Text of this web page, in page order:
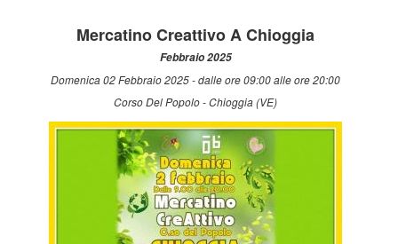
Mercatino Creattivo A Chioggia
Febbraio 2025
Domenica 02 Febbraio 2025 - dalle ore 09:00 alle ore 20:00
Corso Del Popolo - Chioggia (VE)